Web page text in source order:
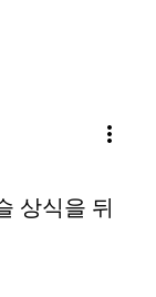
more_vert
상식을 뒤